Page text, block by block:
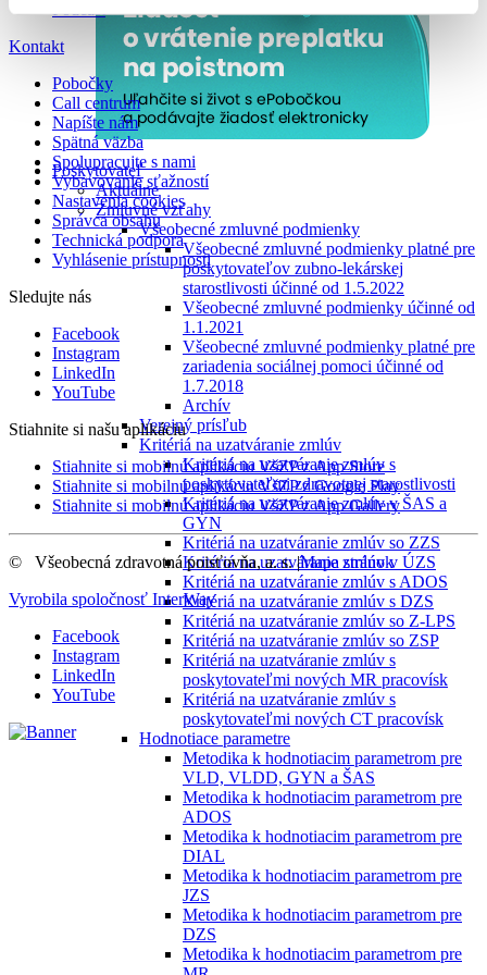
Poskytovateľ
Aktuálne
Zmluvné vzťahy
Všeobecné zmluvné podmienky
Všeobecné zmluvné podmienky platné pre
poskytovateľov zubno-lekárskej
starostlivosti účinné od 1.5.2022
Všeobecné zmluvné podmienky účinné od
1.1.2021
Všeobecné zmluvné podmienky platné pre
zariadenia sociálnej pomoci účinné od
1.7.2018
Archív
Verejný prísľub
Kritériá na uzatváranie zmlúv
Kritériá na uzatváranie zmlúv s
poskytovateľmi zdravotnej starostlivosti
Kritériá na uzatváranie zmlúv v ŠAS a
GYN
Kritériá na uzatváranie zmlúv so ZZS
Kritériá na uzatváranie zmlúv v ÚZS
Kritériá na uzatváranie zmlúv s ADOS
Kritériá na uzatváranie zmlúv s DZS
Kritériá na uzatváranie zmlúv so Z-LPS
Kritériá na uzatváranie zmlúv so ZSP
Kritériá na uzatváranie zmlúv s
poskytovateľmi nových MR pracovísk
Kritériá na uzatváranie zmlúv s
poskytovateľmi nových CT pracovísk
Hodnotiace parametre
Metodika k hodnotiacim parametrom pre
VLD, VLDD, GYN a ŠAS
Metodika k hodnotiacim parametrom pre
ADOS
Metodika k hodnotiacim parametrom pre
DIAL
Metodika k hodnotiacim parametrom pre
JZS
Metodika k hodnotiacim parametrom pre
DZS
Metodika k hodnotiacim parametrom pre
Kontakt
Pobočky
Call centrum
Napíšte nám
Spätná väzba
Spolupracujte s nami
Vybavovanie sťažností
Nastavenia cookies
Správca obsahu
Technická podpora
Vyhlásenie prístupnosti
Sledujte nás
Facebook
Instagram
LinkedIn
YouTube
Stiahnite si našu aplikáciu
Stiahnite si mobilnú aplikáciu VšZP z App Store
Stiahnite si mobilnú aplikáciu VšZP z Google Play
Stiahnite si mobilnú aplikáciu VšZP z App Gallery
© Všeobecná zdravotná poisťovňa, a. s.|Mapa stránok
Vyrobila spoločnosť InterWay
Facebook
Instagram
LinkedIn
YouTube